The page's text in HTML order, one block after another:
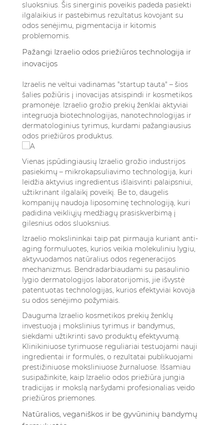
sluoksnius. Šis sinerginis poveikis padeda pasiekti
ilgalaikius ir pastebimus rezultatus kovojant su
odos senėjimu, pigmentacija ir kitomis
problemomis.
Pažangi Izraelio odos priežiūros technologija ir
inovacijos
Izraelis ne veltui vadinamas "startup tauta" – šios
šalies požiūris į inovacijas atsispindi ir kosmetikos
pramonėje. Izraelio grožio prekių ženklai aktyviai
integruoja biotechnologijas, nanotechnologijas ir
dermatologinius tyrimus, kurdami pažangiausius
odos priežiūros produktus.
Vienas įspūdingiausių Izraelio grožio industrijos
pasiekimų – mikrokapsuliavimo technologija, kuri
leidžia aktyvius ingredientus išlaisvinti palaipsniui,
užtikrinant ilgalaikį poveikį. Be to, daugelis
kompanijų naudoja liposominę technologiją, kuri
padidina veikliųjų medžiagų prasiskverbimą į
gilesnius odos sluoksnius.
Izraelio mokslininkai taip pat pirmauja kuriant anti-
aging formuluotes, kurios veikia molekuliniu lygiu,
aktyvuodamos natūralius odos regeneracijos
mechanizmus. Bendradarbiaudami su pasaulinio
lygio dermatologijos laboratorijomis, jie išvystė
patentuotas technologijas, kurios efektyviai kovoja
su odos senėjimo požymiais.
Dauguma Izraelio kosmetikos prekių ženklų
investuoja į mokslinius tyrimus ir bandymus,
siekdami užtikrinti savo produktų efektyvumą.
Klinikiniuose tyrimuose reguliariai testuojami nauji
ingredientai ir formulės, o rezultatai publikuojami
prestižiniuose moksliniuose žurnaluose. Išsamiau
susipažinkite, kaip Izraelio odos priežiūra jungia
tradicijas ir mokslą naršydami profesionalias veido
priežiūros priemones.
Natūralios, veganiškos ir be gyvūninių bandymų